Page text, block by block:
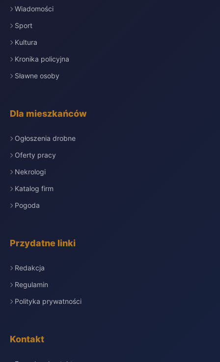
Wiadomości
Sport
Kultura
Kronika policyjna
Sławne osoby
Dla mieszkańców
Ogłoszenia drobne
Oferty pracy
Nekrologi
Katalog firm
Pogoda
Przydatne linki
Redakcja
Regulamin
Polityka prywatności
Kontakt